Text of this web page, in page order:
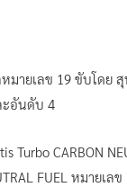
ถหมายเลข 19 ขับโ
ะอันดับ 4
Turbo CARBON
FUEL หมายเ